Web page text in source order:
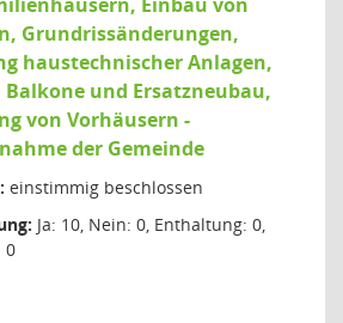
Grundrissänderungen,
haustechnischer Anlagen,
und Ersatzneubau,
von Vorhäusern -
der Gemeinde
einstimmig beschlossen
Ja: 10, Nein: 0, Enthaltung: 0,
0